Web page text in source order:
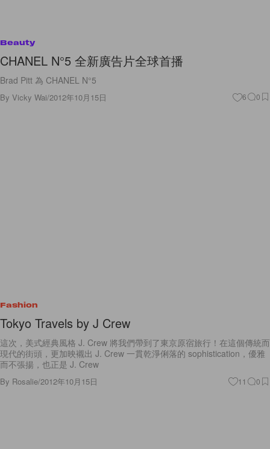
Beauty
CHANEL N°5 全新廣告片全球首播
Brad Pitt 為 CHANEL N°5
By Vicky Wai/2012年10月15日 6 0
Fashion
Tokyo Travels by J Crew
這次，美式經典風格 J. Crew 將我們帶到了東京原宿旅行！在這個傳統而
現代的街頭，更加映襯出 J. Crew 一貫乾淨俐落的 sophistication，優雅
而不張揚，也正是 J. Crew
By Rosalie/2012年10月15日 11 0